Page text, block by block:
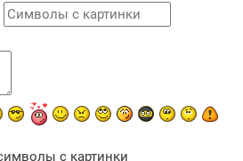
с картинки